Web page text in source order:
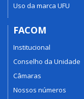
Uso da marca UFU
FACOM
Institucional
Conselho da Unidade
Câmaras
Nossos números